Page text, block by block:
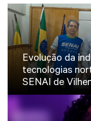
Evolução da
tecnologias
SENAI de